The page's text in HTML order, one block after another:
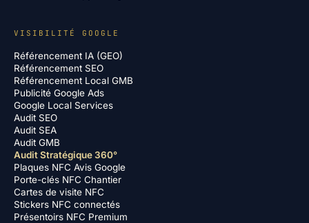
VISIBILITÉ GOOGLE
Référencement IA (GEO)
Référencement SEO
Référencement Local GMB
Publicité Google Ads
Google Local Services
Audit SEO
Audit SEA
Audit GMB
Audit Stratégique 360°
Plaques NFC Avis Google
Porte-clés NFC Chantier
Cartes de visite NFC
Stickers NFC connectés
Présentoirs NFC Premium